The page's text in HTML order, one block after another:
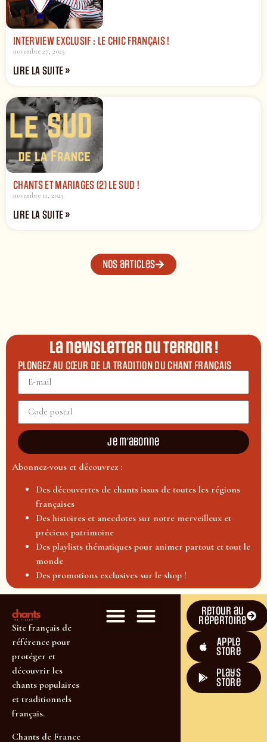
INTERVIEW EXCLUSIF : LE CHIC FRANÇAIS !
novembre 27, 2025
LIRE LA SUITE »
CHANTS ET MARIAGES (2) LE SUD !
novembre 11, 2025
LIRE LA SUITE »
Nos articles
La newsletter du terroir !
PLONGEZ AU CŒUR DE LA TRADITION DU CHANT FRANÇAIS
Je m'abonne
Abonnez-vous et découvrez :
Des découvertes de chants issus de toutes les régions
françaises
Des histoires et anecdotes sur notre merveilleux et
précieux patrimoine
Des playlists thématiques pour animer partout et tout le
monde
Des promotions exclusives sur le shop !
Site français de
référence pour
protéger et
découvrir les
chants populaires
et traditionnels
français.
Chants de France
Retour au
répertoire
Apple
Store
plays
store